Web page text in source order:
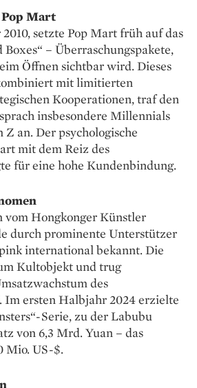
Mart
setzte Pop Mart früh auf das
– Überraschungspakete,
Öffnen sichtbar wird. Dieses
mit limitierten
Kooperationen, traf den
insbesondere Millennials
an. Der psychologische
mit dem Reiz des
für eine hohe Kundenbindung.
vom Hongkonger Künstler
durch prominente Unterstützer
international bekannt. Die
Kultobjekt und trug
des
Im ersten Halbjahr 2024 erzielte
Serie, zu der Labubu
von 6,3 Mrd. Yuan – das
Mio. US-$.